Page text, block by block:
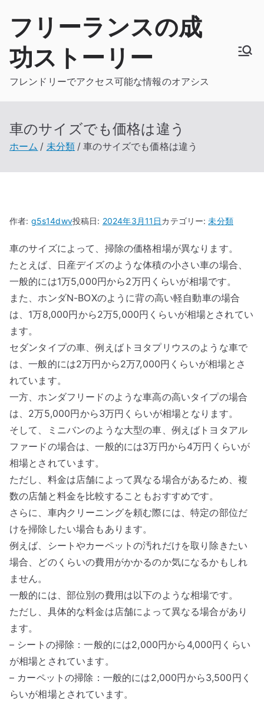
フリーランスの成
功ストーリー
フレンドリーでアクセス可能な情報のオアシス
車のサイズでも価格は違う
ホーム 未分類 車のサイズでも価格は違う
作者: g5s14dwv投稿日: 2024年3月11日カテゴリー:未分類
車のサイズによって、掃除の価格相場が異なります。
たとえば、日産デイズのような体積の小さい車の場合、
一般的には1万5,000円から2万円くらいが相場です。
また、ホンダN-BOXのように背の高い軽自動車の場合
は、1万8,000円から2万5,000円くらいが相場とされてい
ます。
セダンタイプの車、例えばトヨタプリウスのような車で
は、一般的には2万円から2万7,000円くらいが相場とさ
れています。
一方、ホンダフリードのような車高の高いタイプの場合
は、2万5,000円から3万円くらいが相場となります。
そして、ミニバンのような大型の車、例えばトヨタアル
ファードの場合は、一般的には3万円から4万円くらいが
相場とされています。
ただし、料金は店舗によって異なる場合があるため、複
数の店舗と料金を比較することもおすすめです。
さらに、車内クリーニングを頼む際には、特定の部位だ
けを掃除したい場合もあります。
例えば、シートやカーペットの汚れだけを取り除きたい
場合、どのくらいの費用がかかるのか気になるかもしれ
ません。
一般的には、部位別の費用は以下のような相場です。
ただし、具体的な料金は店舗によって異なる場合があり
ます。
– シートの掃除：一般的には2,000円から4,000円くらい
が相場とされています。
– カーペットの掃除：一般的には2,000円から3,500円く
らいが相場とされています。